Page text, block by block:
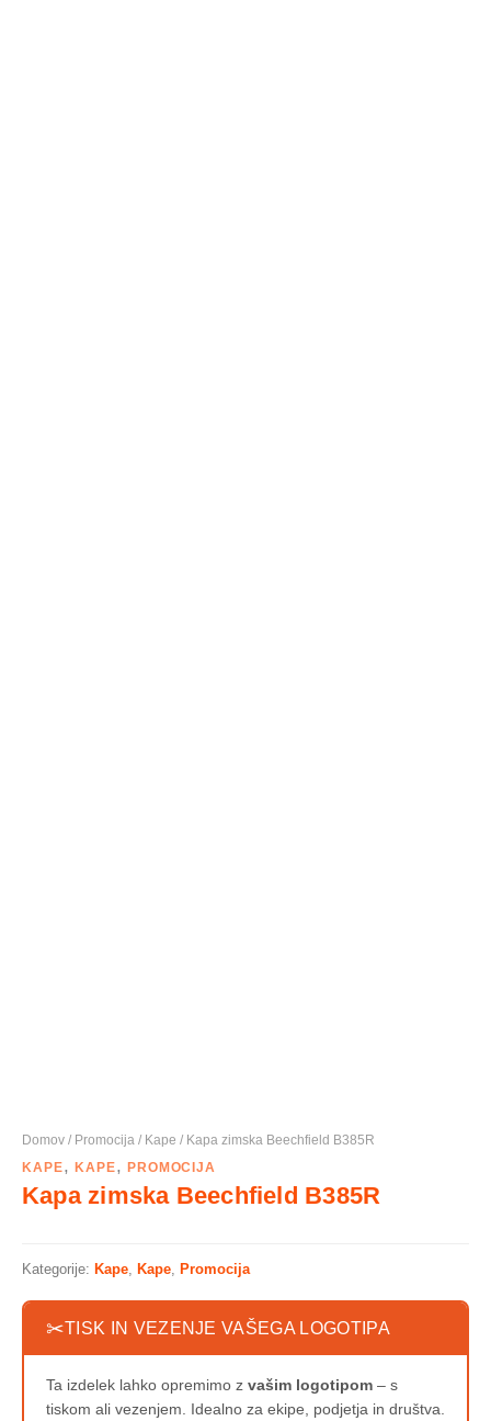
Domov / Promocija / Kape / Kapa zimska Beechfield B385R
KAPE, KAPE, PROMOCIJA
Kapa zimska Beechfield B385R
Kategorije: Kape, Kape, Promocija
✂TISK IN VEZENJE VAŠEGA LOGOTIPA
Ta izdelek lahko opremimo z vašim logotipom – s
tiskom ali vezenjem. Idealno za ekipe, podjetja in društva.